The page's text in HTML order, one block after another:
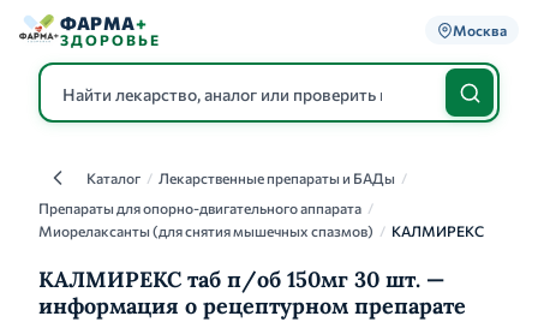
ФАРМА+
ЗДОРОВЬЕ
Москва
КаталогКаталог / Лекарственные препараты и БАДы /
Препараты для опорно-двигательного аппарата /
Миорелаксанты (для снятия мышечных спазмов) / КАЛМИРЕКС
КАЛМИРЕКС таб п/об 150мг 30 шт. —
информация о рецептурном препарате